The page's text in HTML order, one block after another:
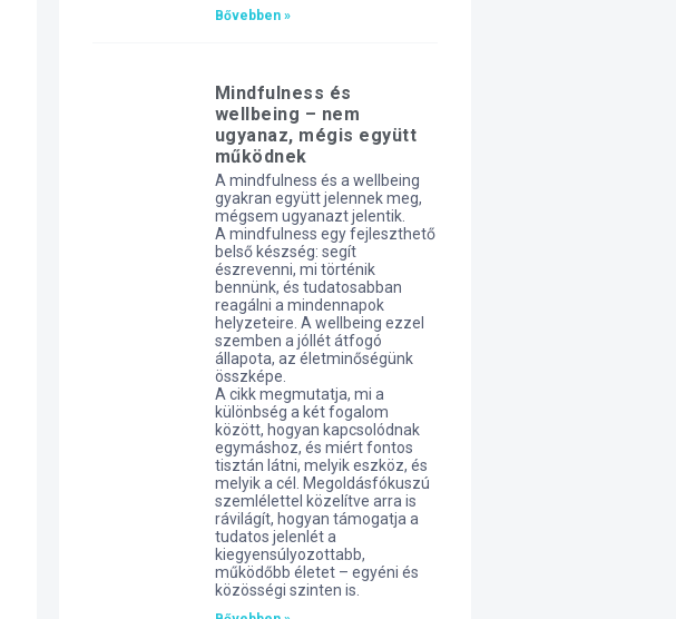
Bővebben »
Mindfulness és
wellbeing – nem
ugyanaz, mégis együtt
működnek
A mindfulness és a wellbeing
gyakran együtt jelennek meg,
mégsem ugyanazt jelentik.
A mindfulness egy fejleszthető
belső készség: segít
észrevenni, mi történik
bennünk, és tudatosabban
reagálni a mindennapok
helyzeteire. A wellbeing ezzel
szemben a jóllét átfogó
állapota, az életminőségünk
összképe.
A cikk megmutatja, mi a
különbség a két fogalom
között, hogyan kapcsolódnak
egymáshoz, és miért fontos
tisztán látni, melyik eszköz, és
melyik a cél. Megoldásfókuszú
szemlélettel közelítve arra is
rávilágít, hogyan támogatja a
tudatos jelenlét a
kiegyensúlyozottabb,
működőbb életet – egyéni és
közösségi szinten is.